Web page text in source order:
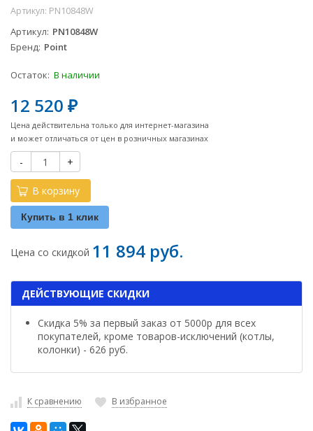
Артикул: PN10848W
Артикул PN10848W
Бренд Point
Остаток: В наличии
12 520 ₽
Цена действительна только для интернет-магазина
и может отличаться от цен в розничных магазинах
- +
В корзину
Купить в 1 клик
Цена со скидкой 11 894 руб.
ДЕЙСТВУЮЩИЕ СКИДКИ
Скидка 5% за первый заказ от 5000р для всех
покупателей, кроме товаров-исключений (котлы,
колонки) - 626 руб.
К сравнению В избранное